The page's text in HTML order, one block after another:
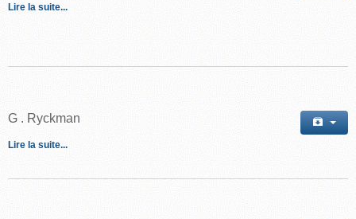
Lire la suite...
G . Ryckman
Lire la suite...